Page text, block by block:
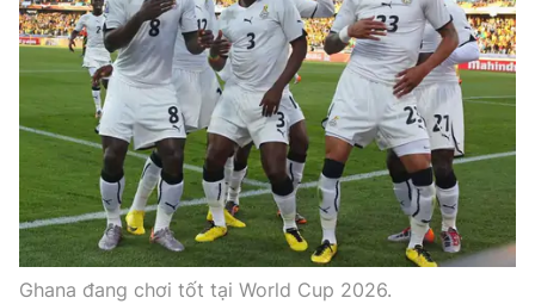
Ghana đang chơi tốt tại World Cup 2026.